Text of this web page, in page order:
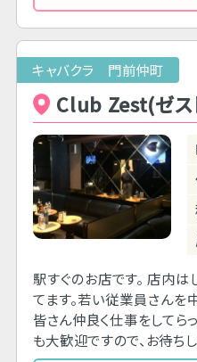
キャバクラ 門前仲町
Club Zest(ゼス
駅すぐのお店です。 店内は
てます。若い従業員さんを
皆さん仲良く仕事をしてら
も大歓迎ですので、お待ちし